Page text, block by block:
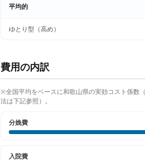
平均的
ゆとり型（高め）
費用の内訳
※全国平均をベースに和歌山県の実効コスト係数
法は下記参照）。
分娩費
入院費